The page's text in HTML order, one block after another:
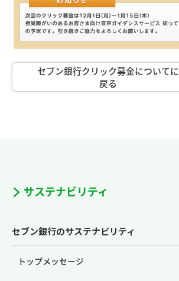
セブン銀行クリック募金についてに
戻る
サステナビリティ
セブン銀行のサステナビリティ
トップメッセージ